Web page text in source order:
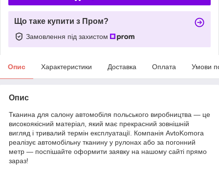
Що таке купити з Пром?
Замовлення під захистом
Опис Характеристики Доставка Оплата Умови
Опис
Тканина для салону автомобіля польського виробництва — це
високоякісний матеріал, який має прекрасний зовнішній
вигляд і тривалий термін експлуатації. Компанія AvtoKomora
реалізує автомобільну тканину у рулонах або за погонний
метр — поспішайте оформити заявку на нашому сайті прямо
зараз!